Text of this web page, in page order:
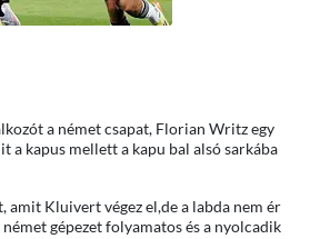
a német csapat, Florian Writz egy
a kapus mellett a kapu bal alsó sarkába
amit Kluivert végez el,de a labda nem ér
gépezet folyamatos és a nyolcadik